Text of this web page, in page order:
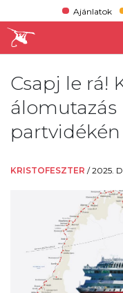
Ajánlatok
Csapj le rá!
álomutazás
KRISTOFESZTER /2025.